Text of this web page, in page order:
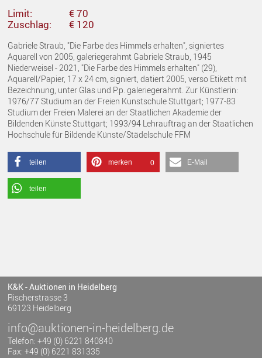
Limit:
€ 70
Zuschlag:
€ 120
Gabriele Straub, "Die Farbe des Himmels erhalten", signiertes
Aquarell von 2005, galeriegerahmt Gabriele Straub, 1945
Niederweisel - 2021, "Die Farbe des Himmels erhalten" (29),
Aquarell/Papier, 17 x 24 cm, signiert, datiert 2005, verso Etikett mit
Bezeichnung, unter Glas und P.p. galeriegerahmt. Zur Künstlerin:
1976/77 Studium an der Freien Kunstschule Stuttgart; 1977-83
Studium der Freien Malerei an der Staatlichen Akademie der
Bildenden Künste Stuttgart; 1993/94 Lehrauftrag an der Staatlichen
Hochschule für Bildende Künste/Städelschule FFM
teilen merken 0 E-Mail
teilen
K&K - Auktionen in Heidelberg
Rischerstrasse 3
69123 Heidelberg
info@auktionen-in-heidelberg.de
Telefon: +49 (0) 6221 840840
Fax: +49 (0) 6221 831335